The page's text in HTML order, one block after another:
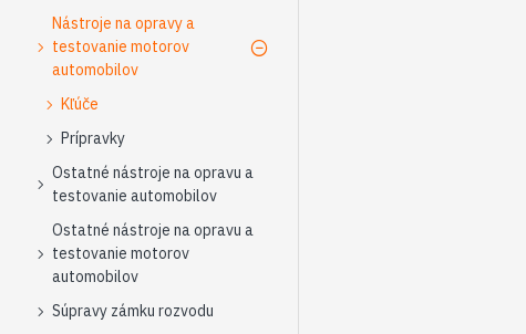
Nástroje na opravy a
testovanie motorov
automobilov
Kľúče
Prípravky
Ostatné nástroje na opravu a
testovanie automobilov
Ostatné nástroje na opravu a
testovanie motorov
automobilov
Súpravy zámku rozvodu